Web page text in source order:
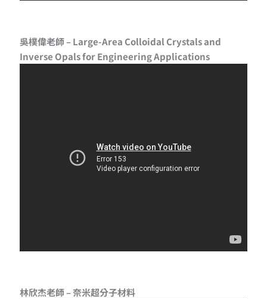
吳樸偉老師 – Large-Area Colloidal Crystals and
Inverse Opals for Engineering Applications
林欣杰老師 – 奈米超分子材料